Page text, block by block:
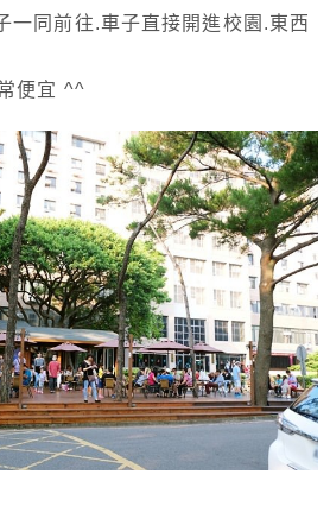
一同前往.車子直接開進校園.東西
便宜 ^^